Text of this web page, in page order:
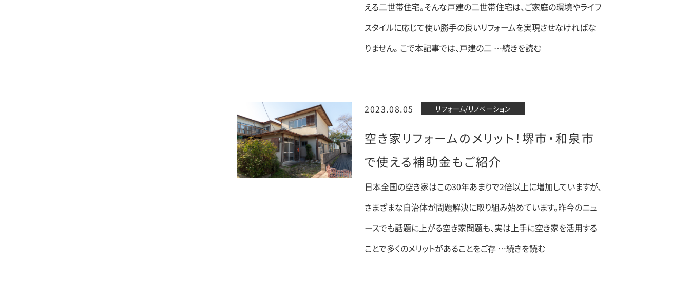
える二世帯住宅。そんな戸建の二世帯住宅は、ご家庭の環境やライフ
スタイルに応じて使い勝手の良いリフォームを実現させなければな
りません。 こで本記事では、戸建の二 …続きを読む
2023.08.05 リフォーム/リノベーション
空き家リフォームのメリット！堺市・和泉市
で使える補助金もご紹介
日本全国の空き家はこの30年あまりで2倍以上に増加していますが、
さまざまな自治体が問題解決に取り組み始めています。昨今のニュ
ースでも話題に上がる空き家問題も、実は上手に空き家を活用する
ことで多くのメリットがあることをご存 …続きを読む